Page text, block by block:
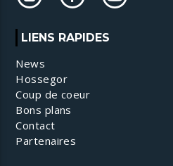
LIENS RAPIDES
News
Hossegor
Coup de coeur
Bons plans
Contact
Partenaires